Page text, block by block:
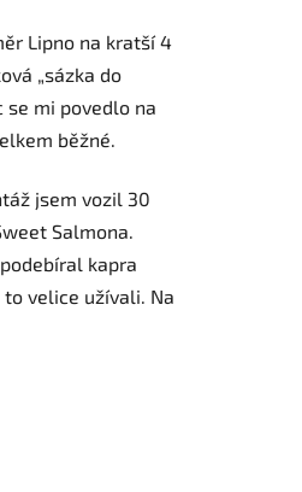
Lipno na kratší 4
„sázka do
se mi povedlo na
běžné.
jsem vozil 30
Salmona.
kapra
velice užívali. Na